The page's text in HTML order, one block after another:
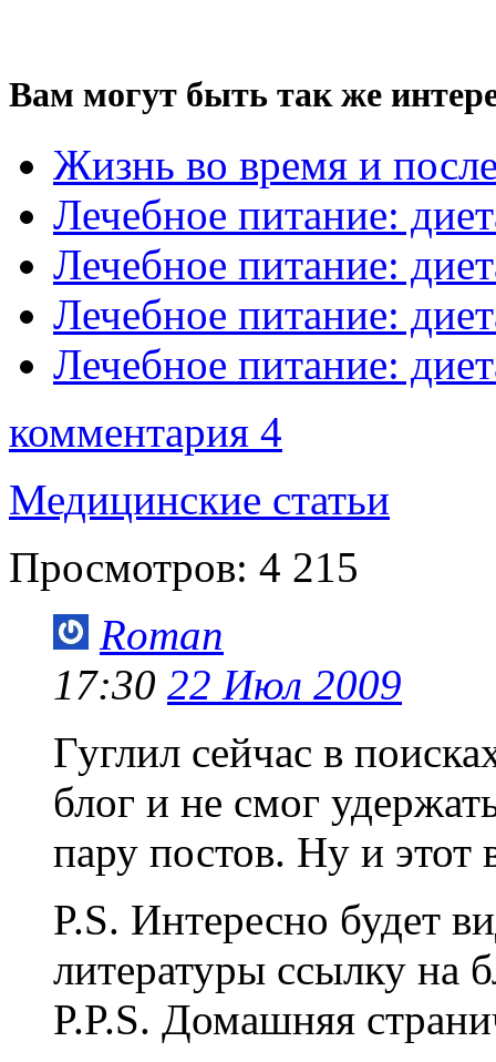
Вам могут быть так же
Жизнь во время и
Лечебное питание:
Лечебное питание:
Лечебное питание:
Лечебное питание:
комментария 4
Медицинские статьи
Просмотров: 4 215
Roman
17:30 22 Июл 2009
Гуглил сейчас в
блог и не смог
пару постов. Ну и этот
P.S. Интересно будет
литературы ссылку на
P.P.S. Домашняя